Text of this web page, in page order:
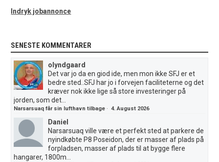
Indryk jobannonce
SENESTE KOMMENTARER
olyndgaard
Det var jo da en giod ide, men mon ikke SFJ er et
bedre sted..SFJ har jo i forvejen faciliteterne og det
kræver nok ikke lige så store investeringer på
jorden, som det...
Narsarsuaq får sin lufthavn tilbage ·4. August 2026
Daniel
Narsarsuaq ville være et perfekt sted at parkere de
nyindkøbte P8 Poseidon, der er masser af plads på
forpladsen, masser af plads til at bygge flere
hangarer, 1800m...